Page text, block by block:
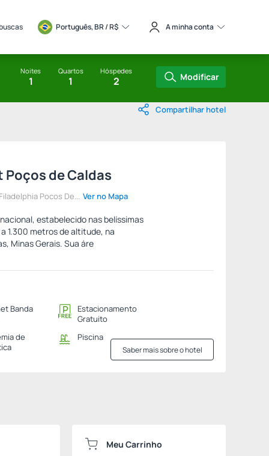
Português, BR / R$ A minha conta
Noites
1
Quartos
1
Hóspedes
2 Modificar
Compartilhar hotel
de Caldas
Pocos De... Ver no Mapa
estabelecido nas belíssimas
1.300 metros de altitude, na
Minas Gerais. Sua áre
Banda
Estacionamento
Gratuito
de
Piscina
Saber mais sobre o hotel
Meu Carrinho